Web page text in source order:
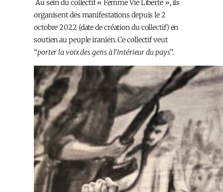
Au sein du collectif « Femme Vie Liberté », ils
organisent des manifestations depuis le 2
octobre 2022 (date de création du collectif) en
soutien au peuple iranien.Ce collectif veut
“porter la voix des gens à l’intérieur du pays”.